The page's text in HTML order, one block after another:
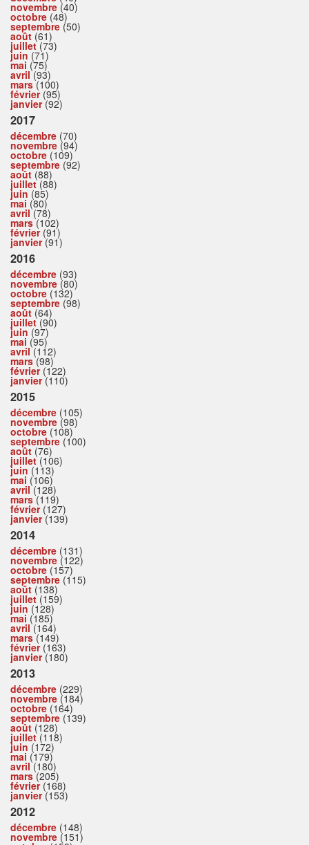
novembre (40)
octobre (48)
septembre (50)
août (61)
juillet(73)
juin (71)
mai (75)
avril(93)
mars(100)
février(95)
janvier(92)
2017
décembre (70)
novembre (94)
octobre (109)
septembre (92)
août (88)
juillet(88)
juin (85)
mai (80)
avril(78)
mars(102)
février(91)
janvier(91)
2016
décembre (93)
novembre (80)
octobre (132)
septembre (98)
août (64)
juillet(90)
juin (97)
mai (95)
avril(112)
mars(98)
février(122)
janvier(110)
2015
décembre (105)
novembre (98)
octobre (108)
septembre (100)
août (76)
juillet(106)
juin (113)
mai (106)
avril(128)
mars(119)
février(127)
janvier(139)
2014
décembre (131)
novembre (122)
octobre (157)
septembre (115)
août (138)
juillet(159)
juin (128)
mai (185)
avril(164)
mars(149)
février(163)
janvier(180)
2013
décembre (229)
novembre (184)
octobre (164)
septembre (139)
août (128)
juillet(118)
juin (172)
mai (179)
avril(180)
mars(205)
février(168)
janvier(153)
2012
décembre (148)
novembre (151)